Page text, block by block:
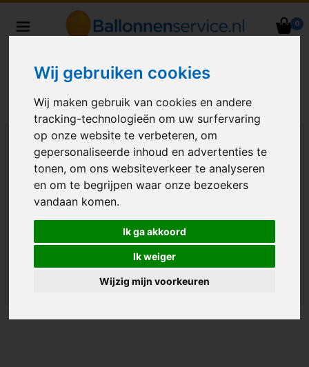
Wij gebruiken cookies
Wij maken gebruik van cookies en andere
tracking-technologieën om uw surfervaring
op onze website te verbeteren, om
gepersonaliseerde inhoud en advertenties te
tonen, om ons websiteverkeer te analyseren
en om te begrijpen waar onze bezoekers
vandaan komen.
Ik ga akkoord
Ik weiger
Wijzig mijn voorkeuren
0
Nederland